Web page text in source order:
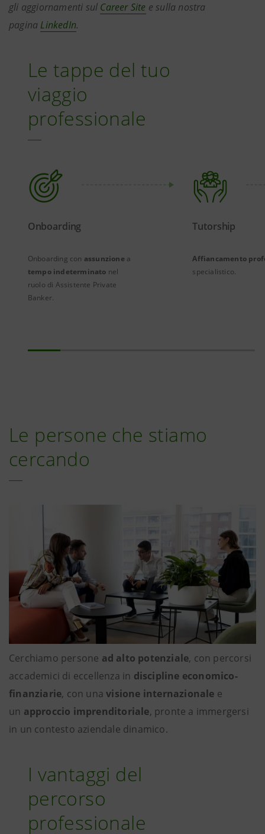
gli aggiornamenti sul Career Site e sulla nostra
pagina LinkedIn.
Le tappe del tuo
viaggio
professionale
Onboarding
Onboarding con assunzione a
tempo indeterminato nel
ruolo di Assistente Private
Banker.
Tutorship
Affiancamento
specialistico.
Le persone che stiamo
cercando
Cerchiamo persone ad alto potenziale, con percorsi
accademici di eccellenza in discipline economico-
finanziarie, con unavisione internazionale e
un approccio imprenditoriale, pronte a immergersi
in un contesto aziendale dinamico.
I vantaggi del
percorso
professionale